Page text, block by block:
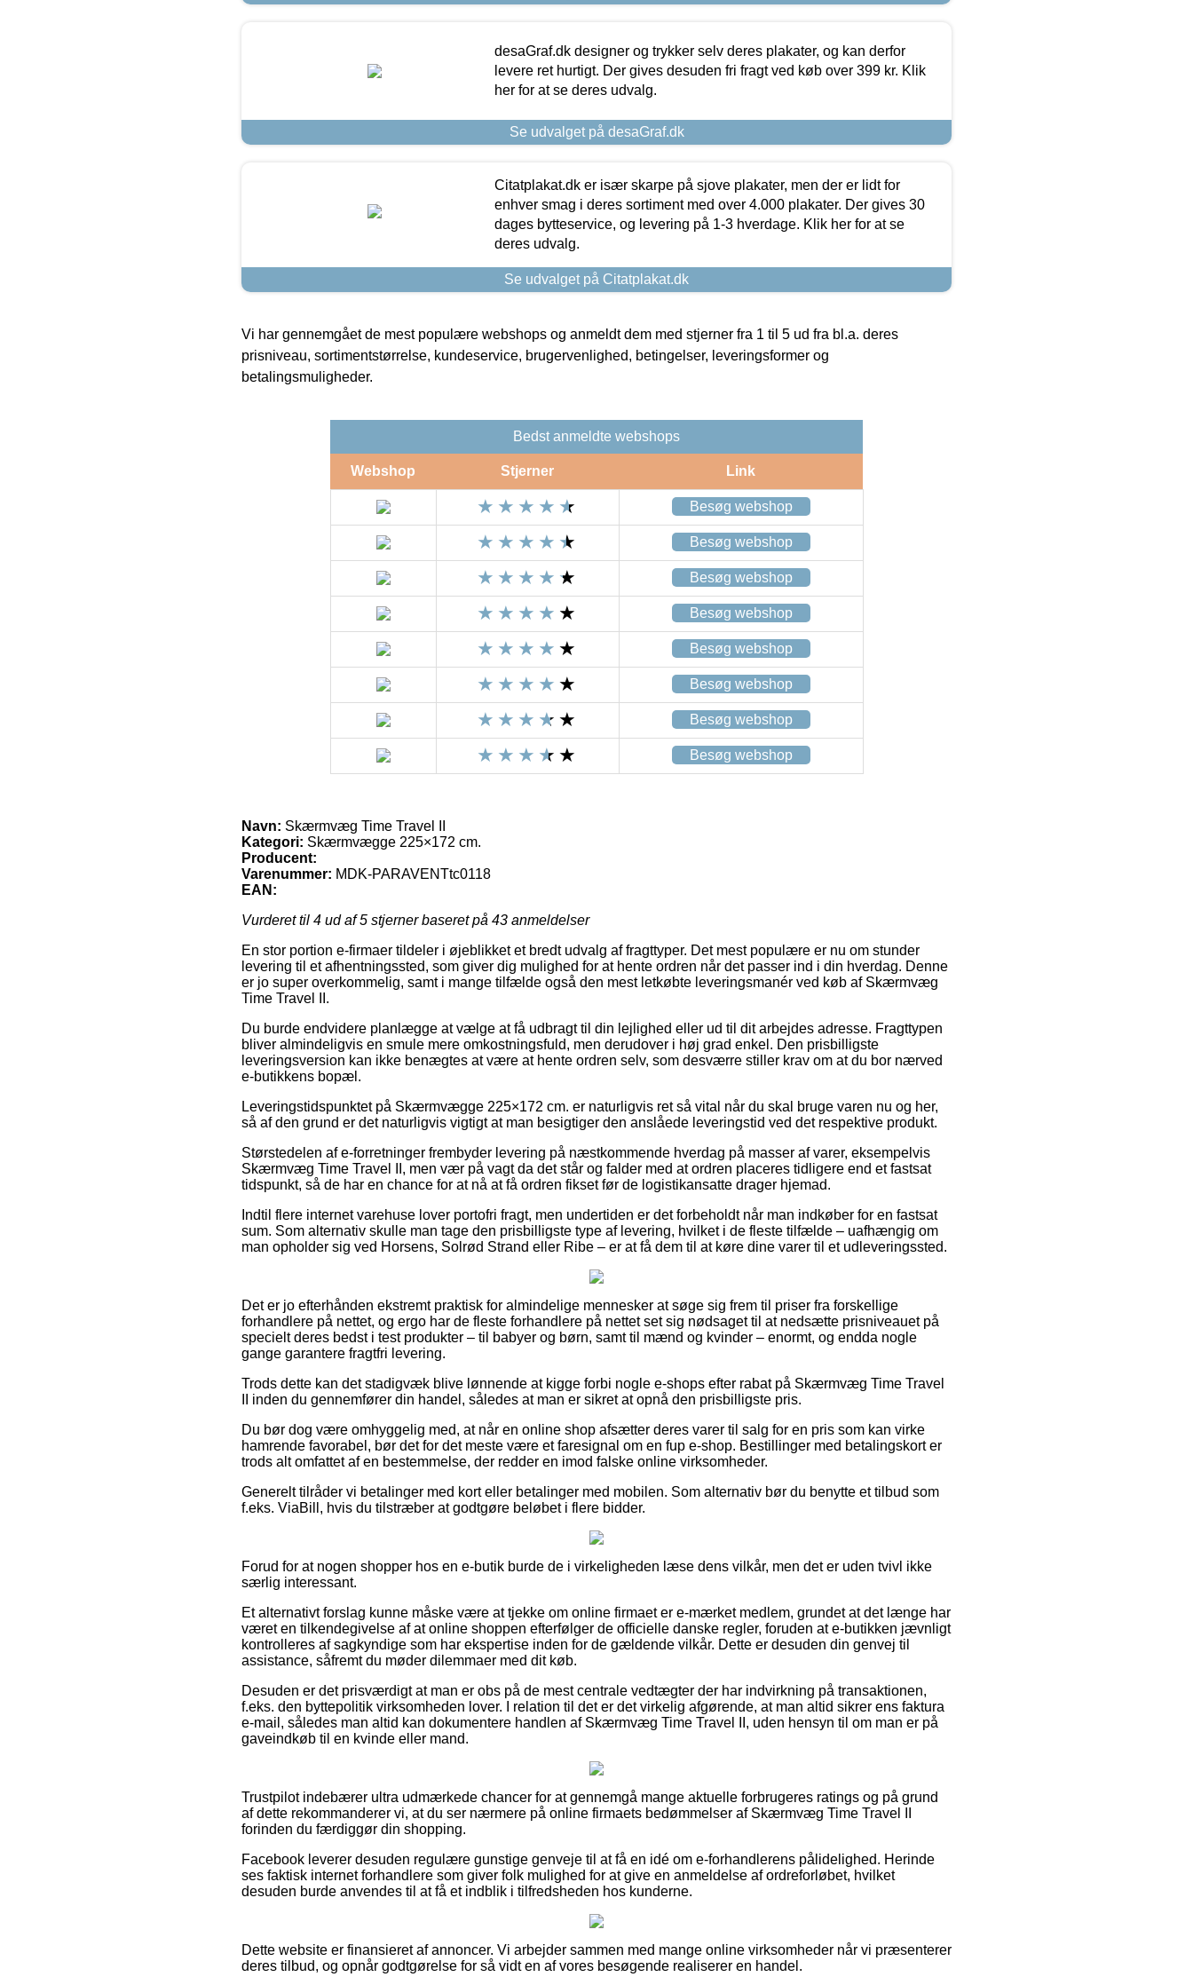
desaGraf.dk designer og trykker selv deres plakater, og kan derfor
levere ret hurtigt. Der gives desuden fri fragt ved køb over 399 kr. Klik
her for at se deres udvalg.
Se udvalget på desaGraf.dk
Citatplakat.dk er især skarpe på sjove plakater, men der er lidt for
enhver smag i deres sortiment med over 4.000 plakater. Der gives 30
dages bytteservice, og levering på 1-3 hverdage. Klik her for at se
deres udvalg.
Se udvalget på Citatplakat.dk
Vi har gennemgået de mest populære webshops og anmeldt dem med stjerner fra 1 til 5 ud fra bl.a. deres
prisniveau, sortimentstørrelse, kundeservice, brugervenlighed, betingelser, leveringsformer og
betalingsmuligheder.
Bedst anmeldte webshops
Webshop Stjerner Link
Besøg webshop
Besøg webshop
Besøg webshop
Besøg webshop
Besøg webshop
Besøg webshop
Besøg webshop
Besøg webshop
Navn: Skærmvæg Time Travel II
Kategori: Skærmvægge 225×172 cm.
Producent:
Varenummer: MDK-PARAVENTtc0118
EAN:
Vurderet til 4 ud af 5 stjerner baseret på 43 anmeldelser
En stor portion e-firmaer tildeler i øjeblikket et bredt udvalg af fragttyper. Det mest populære er nu om stunder
levering til et afhentningssted, som giver dig mulighed for at hente ordren når det passer ind i din hverdag. Denne
er jo super overkommelig, samt i mange tilfælde også den mest letkøbte leveringsmanér ved køb af Skærmvæg
Time Travel II.
Du burde endvidere planlægge at vælge at få udbragt til din lejlighed eller ud til dit arbejdes adresse. Fragttypen
bliver almindeligvis en smule mere omkostningsfuld, men derudover i høj grad enkel. Den prisbilligste
leveringsversion kan ikke benægtes at være at hente ordren selv, som desværre stiller krav om at du bor nærved
e-butikkens bopæl.
Leveringstidspunktet på Skærmvægge 225×172 cm. er naturligvis ret så vital når du skal bruge varen nu og her,
så af den grund er det naturligvis vigtigt at man besigtiger den anslåede leveringstid ved det respektive produkt.
Størstedelen af e-forretninger frembyder levering på næstkommende hverdag på masser af varer, eksempelvis
Skærmvæg Time Travel II, men vær på vagt da det står og falder med at ordren placeres tidligere end et fastsat
tidspunkt, så de har en chance for at nå at få ordren fikset før de logistikansatte drager hjemad.
Indtil flere internet varehuse lover portofri fragt, men undertiden er det forbeholdt når man indkøber for en fastsat
sum. Som alternativ skulle man tage den prisbilligste type af levering, hvilket i de fleste tilfælde – uafhængig om
man opholder sig ved Horsens, Solrød Strand eller Ribe – er at få dem til at køre dine varer til et udleveringssted.
Det er jo efterhånden ekstremt praktisk for almindelige mennesker at søge sig frem til priser fra forskellige
forhandlere på nettet, og ergo har de fleste forhandlere på nettet set sig nødsaget til at nedsætte prisniveauet på
specielt deres bedst i test produkter – til babyer og børn, samt til mænd og kvinder – enormt, og endda nogle
gange garantere fragtfri levering.
Trods dette kan det stadigvæk blive lønnende at kigge forbi nogle e-shops efter rabat på Skærmvæg Time Travel
II inden du gennemfører din handel, således at man er sikret at opnå den prisbilligste pris.
Du bør dog være omhyggelig med, at når en online shop afsætter deres varer til salg for en pris som kan virke
hamrende favorabel, bør det for det meste være et faresignal om en fup e-shop. Bestillinger med betalingskort er
trods alt omfattet af en bestemmelse, der redder en imod falske online virksomheder.
Generelt tilråder vi betalinger med kort eller betalinger med mobilen. Som alternativ bør du benytte et tilbud som
f.eks. ViaBill, hvis du tilstræber at godtgøre beløbet i flere bidder.
Forud for at nogen shopper hos en e-butik burde de i virkeligheden læse dens vilkår, men det er uden tvivl ikke
særlig interessant.
Et alternativt forslag kunne måske være at tjekke om online firmaet er e-mærket medlem, grundet at det længe har
været en tilkendegivelse af at online shoppen efterfølger de officielle danske regler, foruden at e-butikken jævnligt
kontrolleres af sagkyndige som har ekspertise inden for de gældende vilkår. Dette er desuden din genvej til
assistance, såfremt du møder dilemmaer med dit køb.
Desuden er det prisværdigt at man er obs på de mest centrale vedtægter der har indvirkning på transaktionen,
f.eks. den byttepolitik virksomheden lover. I relation til det er det virkelig afgørende, at man altid sikrer ens faktura
e-mail, således man altid kan dokumentere handlen af Skærmvæg Time Travel II, uden hensyn til om man er på
gaveindkøb til en kvinde eller mand.
Trustpilot indebærer ultra udmærkede chancer for at gennemgå mange aktuelle forbrugeres ratings og på grund
af dette rekommanderer vi, at du ser nærmere på online firmaets bedømmelser af Skærmvæg Time Travel II
forinden du færdiggør din shopping.
Facebook leverer desuden regulære gunstige genveje til at få en idé om e-forhandlerens pålidelighed. Herinde
ses faktisk internet forhandlere som giver folk mulighed for at give en anmeldelse af ordreforløbet, hvilket
desuden burde anvendes til at få et indblik i tilfredsheden hos kunderne.
Dette website er finansieret af annoncer. Vi arbejder sammen med mange online virksomheder når vi præsenterer
deres tilbud, og opnår godtgørelse for så vidt en af vores besøgende realiserer en handel.